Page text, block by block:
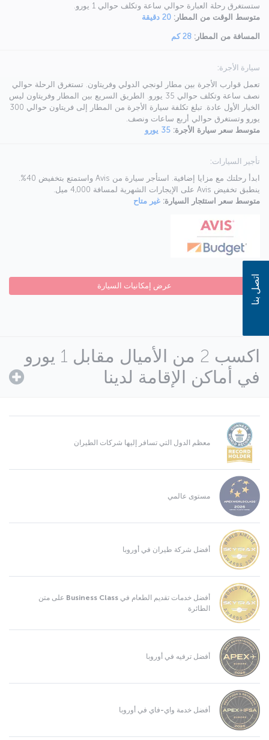
ستستغرق رحلة العبارة حوالي ساعة وتكلف حوالي 1 يورو.
متوسط الوقت من المطار: 20 دقيقة
المسافة من المطار: 28 كم
سيارة الأجرة:
تعمل قوارب الأجرة بين مطار لونجي الدولي وفريتاون. تستغرق الرحلة حوالي
نصف ساعة وتكلف حوالي 35 يورو. الطريق السريع بين المطار وفريتاون ليس
الخيار الأول عادة. تبلغ تكلفة سيارة الأجرة من المطار إلى فريتاون حوالي 300
يورو وتستغرق حوالي أربع ساعات ونصف.
متوسط سعر سيارة الأجرة: 35 يورو
تأجير السيارات:
ابدأ رحلتك مع مزايا إضافية. استأجر سيارة من Avis واستمتع بتخفيض 40%.
ينطبق تخفيض Avis على الإيجارات الشهرية لمسافة 4,000 ميل.
متوسط سعر استئجار السيارة: غير متاح
عرض إمكانيات السيارة
اكسب 2 من الأميال مقابل 1 يورو
في أماكن الإقامة لدينا
معظم الدول التي تسافر إليها شركات الطيران
مستوى عالمي
أفضل شركة طيران في أوروبا
أفضل خدمات تقديم الطعام في Business Class على متن
الطائرة
أفضل ترفيه في أوروبا
أفضل خدمة واي-فاي في أوروبا
اتصل بنا